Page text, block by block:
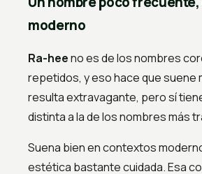
moderno
Ra-heeno es de los nombres
repetidos, y eso hace que suene
resulta extravagante, pero sí
distinta a la de los nombres más
Suena bien en contextos
estética bastante cuidada. Esa